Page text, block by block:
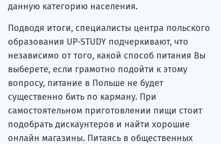
данную категорию населения.
Подводя итоги, специалисты центра польского
образования UP-STUDY подчеркивают, что
независимо от того, какой способ питания Вы
выберете, если грамотно подойти к этому
вопросу, питание в Польше не будет
существенно бить по карману. При
самостоятельном приготовлении пищи стоит
подобрать дискаунтеров и найти хорошие
онлайн магазины. Питаясь в общественных